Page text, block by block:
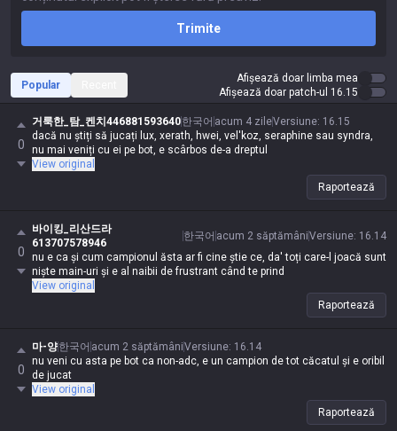
Trimite
Popular
Afișează doar limba mea
Afișează doar patch-ul 16.15
0
거룩한_탐_켄치446881593640한국어 acum 4 zileVersiune: 16.15
dacă nu știți să jucați lux, xerath, hwei, vel'koz, seraphine sau syndra,
nu mai veniți cu ei pe bot, e scârbos de-a dreptul
View original
Raportează
0
바이킹_리산드라
613707578946
한국어 acum 2 săptămâniVersiune: 16.14
nu e ca și cum campionul ăsta ar fi cine știe ce, da' toți care-l joacă sunt
niște main-uri și e al naibii de frustrant când te prind
View original
Raportează
0
마-양한국어 acum 2 săptămâniVersiune: 16.14
nu veni cu asta pe bot ca non-adc, e un campion de tot căcatul și e oribil
de jucat
View original
Raportează